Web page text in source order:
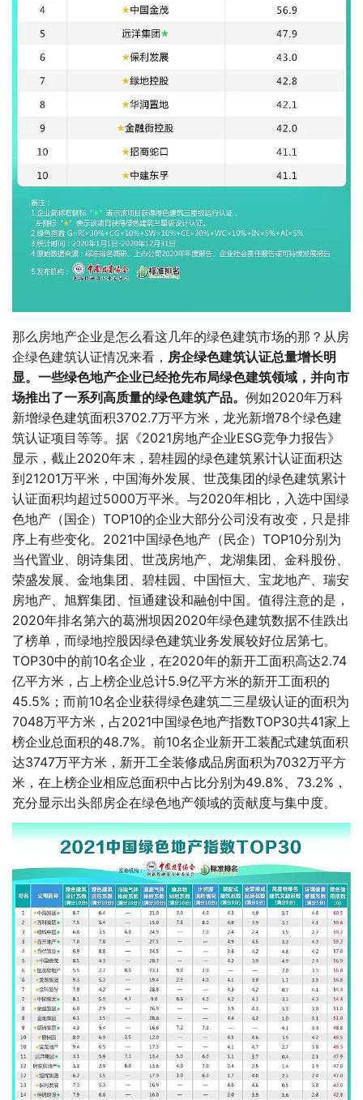
那么房地产企业是怎么看这几年的绿色建筑市场的那？从房
企绿色建筑认证情况来看， 房企绿色建筑认证总量增长明
显。一些绿色地产企业已经抢先布局绿色建筑领域，并向市
场推出了一系列高质量的绿色建筑产品。 例如2020年万科
新增绿色建筑面积3702.7万平方米，龙光新增78个绿色建
筑认证项目等等。据《2021房地产企业ESG竞争力报告》
显示，截止2020年末，碧桂园的绿色建筑累计认证面积达
到21201万平米，中国海外发展、世茂集团的绿色建筑累计
认证面积均超过5000万平米。与2020年相比，入选中国绿
色地产（国企）TOP10的企业大部分公司没有改变，只是排
序上有些变化。2021中国绿色地产（民企）TOP10分别为
当代置业、朗诗集团、世茂房地产、龙湖集团、金科股份、
荣盛发展、金地集团、碧桂园、中国恒大、宝龙地产、瑞安
房地产、旭辉集团、恒通建设和融创中国。值得注意的是，
2020年排名第六的葛洲坝因2020年绿色建筑数据不佳跌出
了榜单，而绿地控股因绿色建筑业务发展较好位居第七。
TOP30中的前10名企业，在2020年的新开工面积高达2.74
亿平方米，占上榜企业总计5.9亿平方米的新开工面积的
45.5%；而前10名企业获得绿色建筑二三星级认证的面积为
7048万平方米，占2021中国绿色地产指数TOP30共41家上
榜企业总面积的48.7%。前10名企业新开工装配式建筑面积
达3747万平方米，新开工全装修成品房面积为7032万平方
米，在上榜企业相应总面积中占比分别为49.8%、73.2%，
充分显示出头部房企在绿色地产领域的贡献度与集中度。